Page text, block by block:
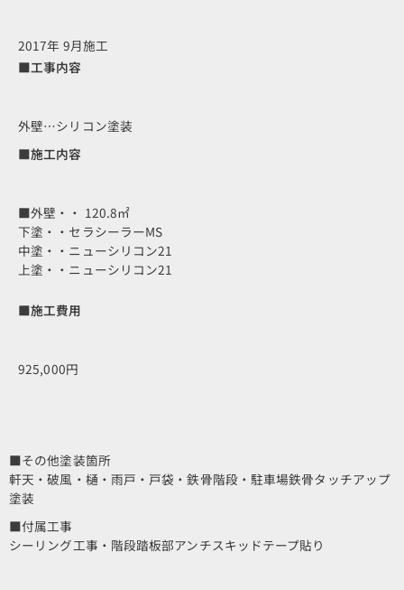
2017年 9月施工
■工事内容
外壁…シリコン塗装
■施工内容
■外壁・・ 120.8㎡
下塗・・セラシーラーMS
中塗・・ニューシリコン21
上塗・・ニューシリコン21
■施工費用
925,000円
■その他塗装箇所
軒天・破風・樋・雨戸・戸袋・鉄骨階段・駐車場鉄骨タッチアップ
塗装
■付属工事
シーリング工事・階段踏板部アンチスキッドテープ貼り